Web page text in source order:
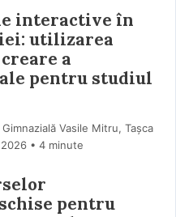
interactive în
utilizarea
a
pentru studiul
Vasile Mitru, Tașca
• 4 minute
pentru